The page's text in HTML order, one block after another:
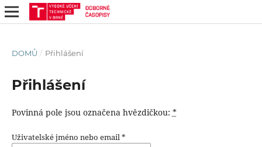
DOMŮ / Přihlášení
Přihlášení
Povinná pole jsou označena hvězdičkou: *
Uživatelské jméno nebo email*